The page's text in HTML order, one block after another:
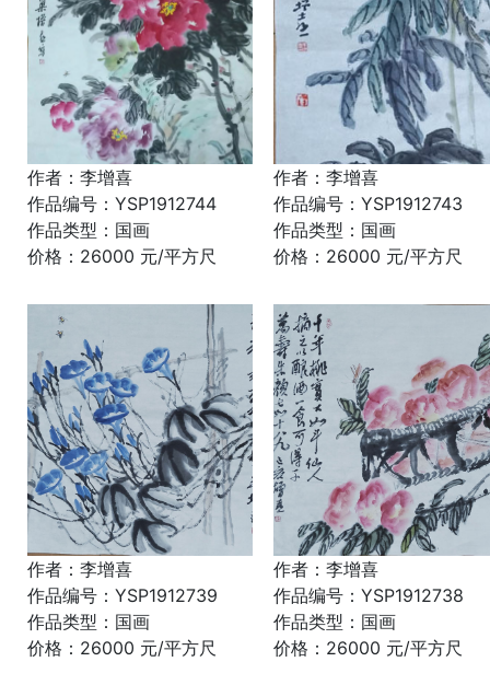
作者：李增喜
作品编号：YSP1912744
作品类型：国画
价格：26000 元/平方尺
作者：李增喜
作品编号：YSP1912743
作品类型：国画
价格：26000 元/平方尺
作者：李增喜
作品编号：YSP1912739
作品类型：国画
价格：26000 元/平方尺
作者：李增喜
作品编号：YSP1912738
作品类型：国画
价格：26000 元/平方尺